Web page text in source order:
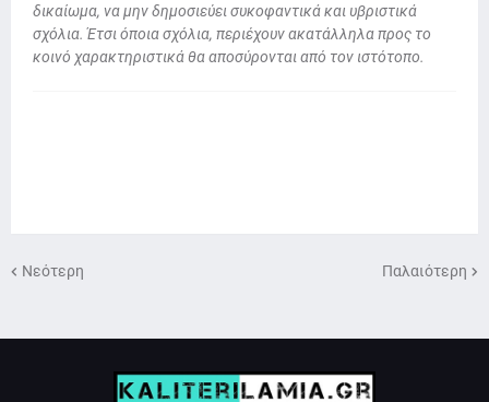
δικαίωμα, να μην δημοσιεύει συκοφαντικά και υβριστικά
σχόλια. Έτσι όποια σχόλια, περιέχουν ακατάλληλα προς το
κοινό χαρακτηριστικά θα αποσύρονται από τον ιστότοπο.
Νεότερη Παλαιότερη